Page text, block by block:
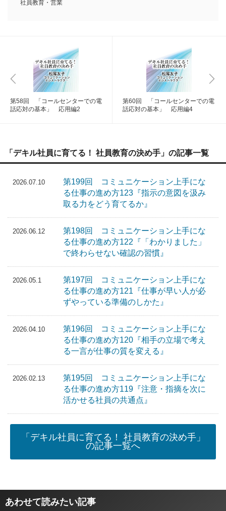
社員教育・営業
第58回 「コールセンターでの電
話応対の基本」 応用編2
第60回 「コールセンターでの電
話応対の基本」 応用編4
「デキル社員に育てる！ 社員教育の決め手」の記事一覧
2026.07.10
第199回 コミュニケーション上手にな
る仕事の進め方123『指示の意図を汲み
取る力をどう育てるか』
2026.06.12
第198回 コミュニケーション上手にな
る仕事の進め方122『「わかりました」
で終わらせない確認の習慣』
2026.05.1
第197回 コミュニケーション上手にな
る仕事の進め方121『仕事が早い人が必
ずやっている準備のしかた』
2026.04.10
第196回 コミュニケーション上手にな
る仕事の進め方120『相手の立場で考え
る一言が仕事の質を変える』
2026.02.13
第195回 コミュニケーション上手にな
る仕事の進め方119『注意・指摘を次に
活かせる社員の共通点』
「デキル社員に育てる！ 社員教育の決め手」
の記事一覧へ
あわせて読みたい記事